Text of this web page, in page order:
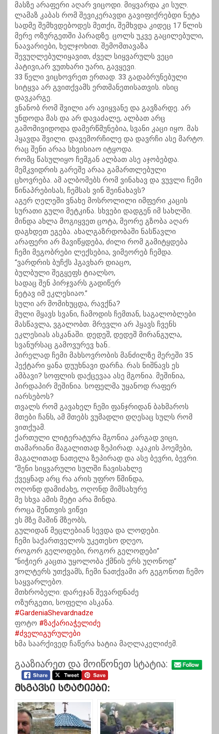
მასზე არაფერი აღარ ვიცოდი. მიყვარდა კი სულ.
ლამაზ კაბას რომ შევიკერავდი გავიფიქრებდი ნეტა
სადმე შემხვდებოდეს მეთქი, შემხვდა კიდეც 17 წლის
მერე ოზურგეთში პარადზე. ცოლს უკვე გაცილებული,
ნაავარიები, ხელჯოხით. შემომთავაზა
შევუღლებულიყავით, ძველ სიყვარულს ვეცი
პატივი,არ ვუთხარი უარი, გავყევი.
33 წელი ვიცხოვრეთ ერთად. 33 გადაბრუნებული
სიტყვა არ გვითქვამს ერთმანეთისათვის. ისიც
დავკარგე.
ვნანობ რომ შვილი არ ავიყვანე და გავზარდე. არ
უნდოდა მას და არ დავაძალე, ალბათ არც
გამომივიდოდა დამერწმუნებია, სვანი კაცი იყო. მას
ჰყავდა შვილი. დავემორჩილე და დავრჩი ასე მარტო.
რაც შენი არაა სხვისიაო იტყოდა.
რომც წასულიყო ჩემგან ალბათ ასე აჯობებდა.
მემკვიდრის გარეშე არაა გამართლებული
ცხოვრება. ამ ალბომებს რომ ვინახავ და ვუვლი ჩემი
წინაპრებისას, ჩემსას ვინ შეინახავს?
აგერ ღელეში ვნახე მოსროლილი იმფერი კაცის
სურათი გული მეტკინა. სხვები დადგენ იმ სახლში.
მინდა ახლა მოგიყვეთ ცოტა, მეორე გზობა აღარ
დაგხდეთ ეგება. ახალგაზრდობაში ნასწავლი
არაფერი არ მავიწყდება, ძილი რომ გამიტყდება
ჩემი მეგობრები ლექსებია, ვიმეორებ ჩემდა.
“ვარდრის ბუჩქს ჰგავხარ დიაცო,
ბულბული შეგყეფს ტიალსო,
სადაც შენ პირჯვარს გადიწერ
ნეტავ იმ ეკლესიაო.”
სული არ მომიხუცდა, რავქნა?
მული მყავს სვანი, ჩამოდის ჩემთან, საგალობლები
მასწავლა, ვგალობთ. მრევლი არ ჰყავს ჩვენს
ეკლესიას ასკანაში. დედეშ, დედეშ მირანგულა,
სვანურსაც გამოვურევ ხან..
პირელად ჩემი მახსოვრობის მანძილზე მერეში 35
ჰექტარი ყანა დუუხნავი დარჩა. რას ნიშნავს ეს
ამბავი? სოფლის დაქცევაა ასე მგონია. მეშინია,
პირდაპირ მეშინია. სოფელმა უყანოდ რაფერ
იარსებოს?
თვალს რომ გავახელ ჩემი ფანჯრიდან ბახმაროს
მთები ჩანს, ამ მთებს ვუმადლი დღესაც სულს რომ
ვითქუამ.
ქართული ლიტერატურა მგონია კარგად ვიცი,
თამარიანი მაგალითად ზეპირად. აკაკის პოემები,
მაგალითად ნათელა ზეპირად და ასე ბევრი, ბევრი.
“შენი სიყვარული სულში ჩავისახლე
ქვეყნად არც რა არის უფრო წმინდა,
ოღონდ დამიძახე, ოღონდ მიმსახურე
მე სხვა ამის მეტი არა მინდა.
როცა შენთვის ვიწვი
ეს მზე მაშინ მზეობს,
გულიდან მეცლებიან სევდა და ლოდები.
ჩემი საქართველოს უკეთესო დღეო,
როგორ გელოდები, როგორ გელოდები”
“ნიჭიერ კაცთა უყოლობა ქმნის ერს უღონოდ”
ვოლტერს უთქვამს, ჩემი ნათქვამი არ გეგონოთ ჩემო
საყვარლებო.
მთხრობელი: დარეჯან შევარდნაძე
ოზურგეთი, სოფელი ასკანა.
#GardeniaShevardnadze
ფოტო #ზაქარიაჭელიძე
#ძველიგურულები
ხმა საარქივედ ჩაწერა ხატია მაღლაკელიძემ.
გააზიარეთ და მოიწონეთ სტატია:
Მსგავსი Სტატიები: